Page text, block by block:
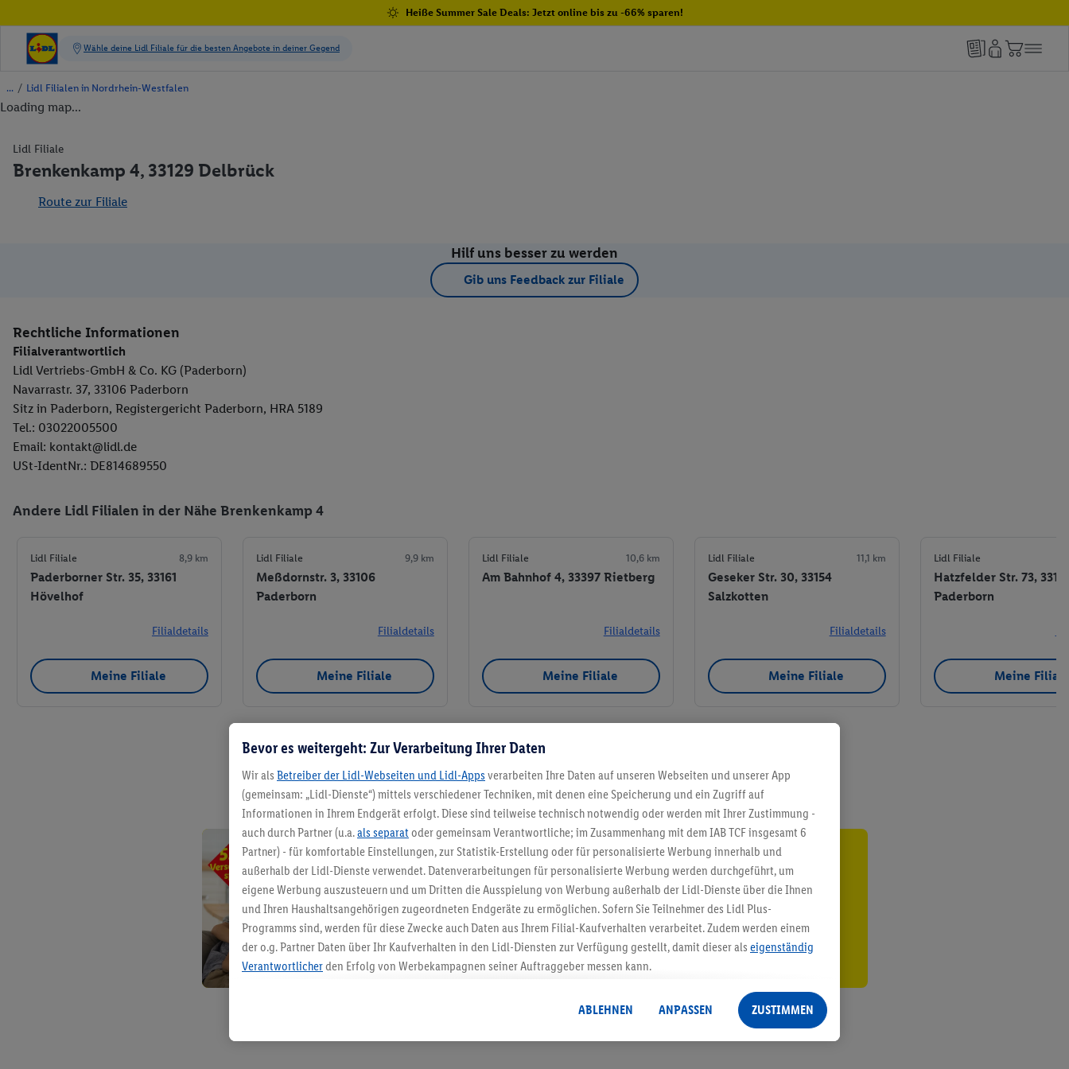
Heiße Summer Sale Deals: Jetzt online bis zu -66% sparen!
/ Lidl Filialen in Nordrhein-Westfalen
Loading map...
Lidl Filiale
Brenkenkamp 4, 33129 Delbrück
Route zur Filiale
Hilf uns besser zu werden
Gib uns Feedback zur Filiale
Rechtliche Informationen
Filialverantwortlich
Lidl Vertriebs-GmbH & Co. KG (Paderborn)
Navarrastr. 37, 33106 Paderborn
Sitz in Paderborn, Registergericht Paderborn, HRA 5189
Tel.: 03022005500
Email: kontakt@lidl.de
USt-IdentNr.: DE814689550
Andere Lidl Filialen in der Nähe Brenkenkamp 4
Lidl Filiale 8,9 km
Paderborner Str. 35, 33161
Hövelhof
Filialdetails
Meine Filiale
Lidl Filiale 9,9 km
Meßdornstr. 3, 33106
Paderborn
Filialdetails
Meine Filiale
Lidl Filiale 10,6 km
Am Bahnhof 4, 33397 Rietberg
Filialdetails
Meine Filiale
Lidl Filiale 11,1 km
Geseker Str. 30, 33154
Salzkotten
Filialdetails
Meine Filiale
Lidl Filiale
Hatzfelder Str. 73,
Paderborn
Meine
Meine Filiale
5.95 € Versand sparen³²ᵃ
Jetzt zum Newsletter anmelden
Gutschein sichern!
Bevor es weitergeht: Zur Verarbeitung Ihrer Daten
Wir als Betreiber der Lidl-Webseiten und Lidl-Apps verarbeiten Ihre Daten auf unseren Webseiten und unserer App
(gemeinsam: „Lidl-Dienste“) mittels verschiedener Techniken, mit denen eine Speicherung und ein Zugriff auf
Informationen in Ihrem Endgerät erfolgt. Diese sind teilweise technisch notwendig oder werden mit Ihrer Zustimmung -
auch durch Partner (u.a.als separat oder gemeinsam Verantwortliche; im Zusammenhang mit dem IAB TCF insgesamt 6
Partner) - für komfortable Einstellungen, zur Statistik-Erstellung oder für personalisierte Werbung innerhalb und
außerhalb der Lidl-Dienste verwendet. Datenverarbeitungen für personalisierte Werbung werden durchgeführt, um
eigene Werbung auszusteuern und um Dritten die Ausspielung von Werbung außerhalb der Lidl-Dienste über die Ihnen
und Ihren Haushaltsangehörigen zugeordneten Endgeräte zu ermöglichen. Sofern Sie Teilnehmer des Lidl Plus-
Programms sind, werden für diese Zwecke auch Daten aus Ihrem Filial-Kaufverhalten verarbeitet. Zudem werden einem
der o.g. Partner Daten über Ihr Kaufverhalten in den Lidl-Diensten zur Verfügung gestellt, damit dieser als eigenständig
Verantwortlicherden Erfolg von Werbekampagnen seiner Auftraggeber messen kann.
angereicherten Profilen. Dies umfasst die Zusammenführung von Daten (z.B. über Ihre Nutzung der Lidl-Dienste, Ihr
Kaufverhalten in den Lidl-Diensten, Informationen aus Ihrem Kundenkonto - z.B. Alter oder Geschlecht - sowie Ihre
genauen Standortdaten) auch über verschiedene Endgeräte und Lidl-Dienste hinweg einschließlich dem Speichern von
ABLEHNEN ANPASSEN ZUSTIMMEN